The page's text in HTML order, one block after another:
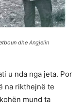
dhe Angjelin
u nda nga jeta. Por
na rikthejnë te
mund ta